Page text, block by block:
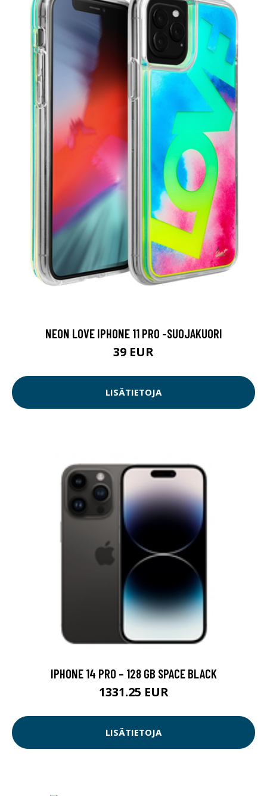
NEON LOVE IPHONE 11 PRO -SUOJAKUORI
39 EUR
LISÄTIETOJA
IPHONE 14 PRO – 128 GB SPACE BLACK
1331.25 EUR
LISÄTIETOJA